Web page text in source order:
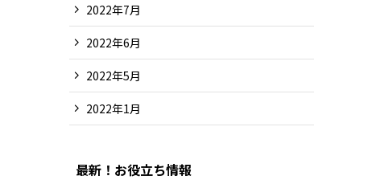
2022年7月
2022年6月
2022年5月
2022年1月
最新！お役立ち情報